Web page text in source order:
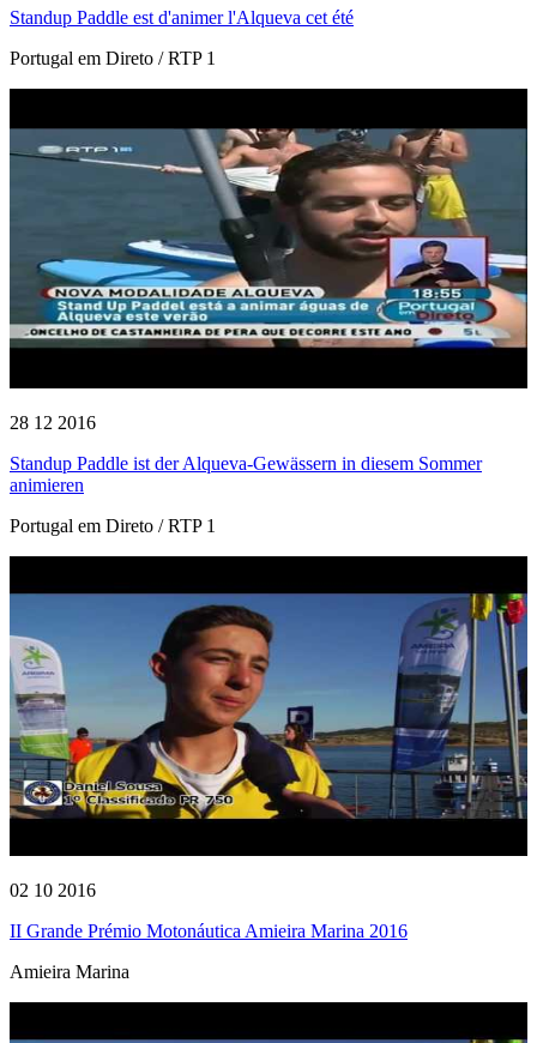
Standup Paddle est d'animer l'Alqueva cet été
Portugal em Direto / RTP 1
28 12 2016
Standup Paddle ist der Alqueva-Gewässern in diesem Sommer
animieren
Portugal em Direto / RTP 1
02 10 2016
II Grande Prémio Motonáutica Amieira Marina 2016
Amieira Marina